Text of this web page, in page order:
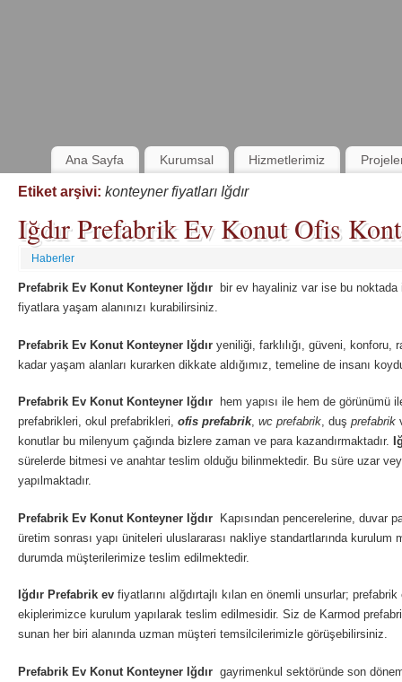
Ana Sayfa Kurumsal Hizmetlerimiz
Etiket arşivi: konteyner fiyatları Iğdır
Iğdır Prefabrik Ev Konut Ofis
Haberler
Prefabrik Ev Konut Konteyner Iğdır bir ev hayaliniz var ise bu noktada
fiyatlara yaşam alanınızı kurabilirsiniz.
Prefabrik Ev Konut Konteyner Iğdır yeniliği, farklılığı, güveni, konforu,
kadar yaşam alanları kurarken dikkate aldığımız, temeline de insanı
Prefabrik Ev Konut Konteyner Iğdır hem yapısı ile hem de görünümü
prefabrikleri, okul prefabrikleri, ofis prefabrik, wc prefabrik, duş prefabrik
konutlar bu milenyum çağında bizlere zaman ve para kazandırmaktadır.
sürelerde bitmesi ve anahtar teslim olduğu bilinmektedir. Bu süre uzar
yapılmaktadır.
Prefabrik Ev Konut Konteyner Iğdır Kapısından pencerelerine, duvar
üretim sonrası yapı üniteleri uluslararası nakliye standartlarında
durumda müşterilerimize teslim edilmektedir.
Iğdır Prefabrik ev fiyatlarını aIğdırtajlı kılan en önemli unsurlar;
ekiplerimizce kurulum yapılarak teslim edilmesidir. Siz de Karmod
sunan her biri alanında uzman müşteri temsilcilerimizle görüşebilirsiniz.
Prefabrik Ev Konut Konteyner Iğdır gayrimenkul sektöründe son